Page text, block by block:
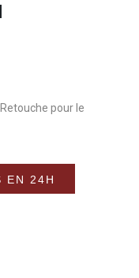
Retouche pour le
EN 24H